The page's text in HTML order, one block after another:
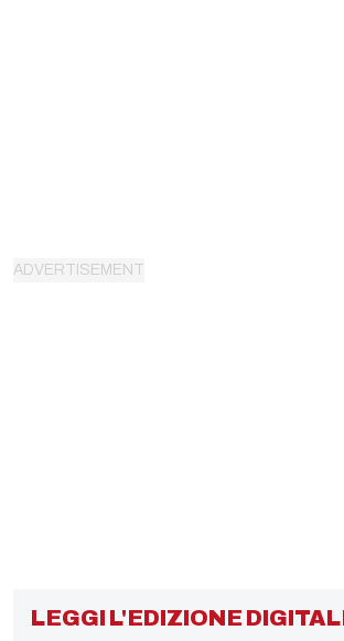
LEGGI L'EDIZIONE